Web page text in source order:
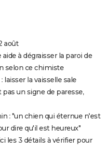
août
à dégraisser la paroi de
selon ce chimiste
laisser la vaisselle sale
un signe de paresse,
: "un chien qui éternue n'est
dire qu'il est heureux"
les 3 détails à vérifier pour